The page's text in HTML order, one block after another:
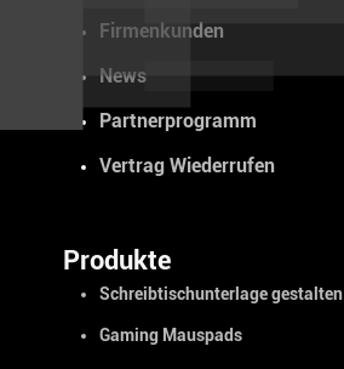
Firmenkunden
News
Partnerprogramm
Vertrag Wiederrufen
Produkte
Schreibtischunterlage gestalten
Gaming Mauspads